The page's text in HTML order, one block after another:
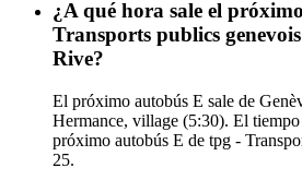
¿A qué hora sale el
Transports publics genevois
Rive?
El próximo autobús E sale de
Hermance, village (5:30). El
próximo autobús E de tpg -
25.